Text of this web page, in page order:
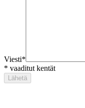
Viesti*
* vaaditut kentät